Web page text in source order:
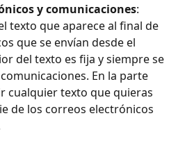
y comunicaciones:
texto que aparece al final de
que se envían desde el
del texto es fija y siempre se
En la parte
cualquier texto que quieras
de los correos electrónicos